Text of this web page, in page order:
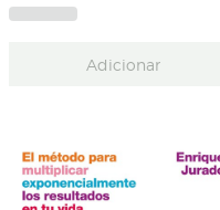
Adicionar